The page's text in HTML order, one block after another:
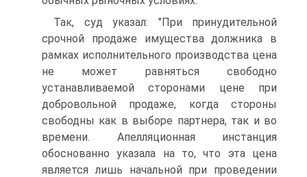
Так, суд указал: "При принудительной
срочной продаже имущества должника в
рамках исполнительного производства цена
не может равняться свободно
устанавливаемой сторонами цене при
добровольной продаже, когда стороны
свободны как в выборе партнера, так и во
времени. Апелляционная инстанция
обоснованно указала на то, что эта цена
является лишь начальной при проведении